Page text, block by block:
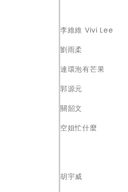
李維維 Vivi Lee
劉雨柔
連環泡有芒果
郭源元
關韶文
空姐忙什麼
胡宇威